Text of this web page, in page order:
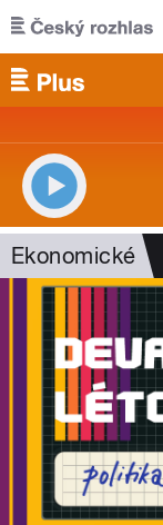
Přejít k hlavnímu
Ekonomické